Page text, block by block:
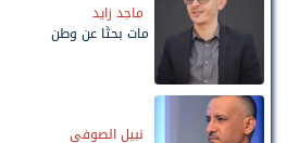
ماجد زايد
مات بحثًا عن وطن
نبيل الصوفي